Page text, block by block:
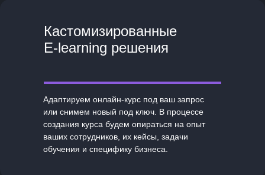
Кастомизированные
E-learning решения
Адаптируем онлайн-курс под ваш запрос
или снимем новый под ключ. В процессе
создания курса будем опираться на опыт
ваших сотрудников, их кейсы, задачи
обучения и специфику бизнеса.